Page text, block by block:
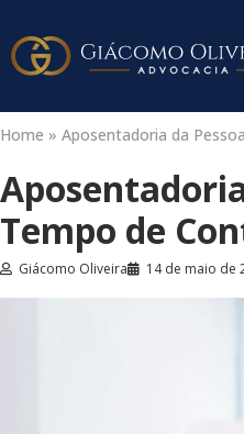
Home » Aposentadoria da
Tempo de
Giácomo Oliveira 14 de maio de